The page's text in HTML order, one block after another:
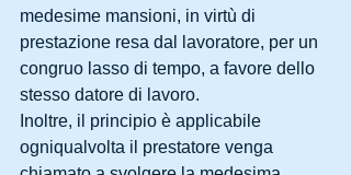
medesime mansioni, in virtù di
prestazione resa dal lavoratore, per un
congruo lasso di tempo, a favore dello
stesso datore di lavoro.
Inoltre, il principio è applicabile
ogniqualvolta il prestatore venga